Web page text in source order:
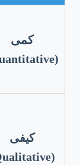
کمی
(Quantitative)
کیفی
(Qualitative)